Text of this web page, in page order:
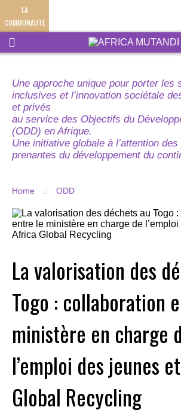
LA
COMMUNAUTE
Une approche unique pour porter les
inclusives et l’innovation sociétale
et privés
au service des Objectifs du
(ODD) en Afrique.
Une initiative globale à l’attention
prenantes du développement du
Home ODD
La valorisation des
Togo : collaboration
ministère en charge
l’emploi des jeunes
Global Recycling